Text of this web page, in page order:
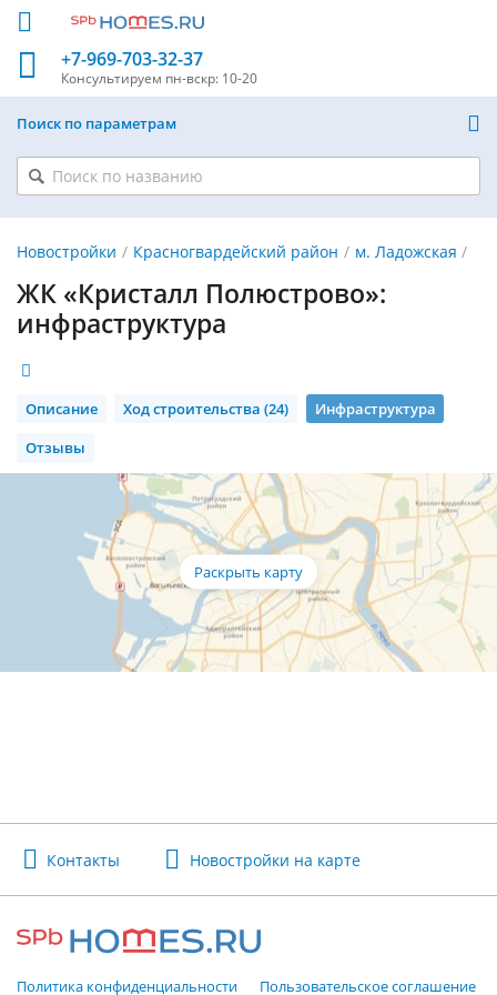
+7-969-703-32-37
Консультируем пн-вскр: 10-20
Поиск по параметрам
Новостройки Красногвардейский район м. Ладожская
ЖК «Кристалл Полюстрово»:
инфраструктура
Описание Ход строительства (24)
Инфраструктура
Отзывы
Контакты Новостройки на карте
Политика конфиденциальности Пользовательское соглашение